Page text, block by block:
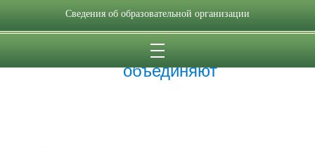
Ценности, которые нас
объединяют
Сведения об образовательной организации